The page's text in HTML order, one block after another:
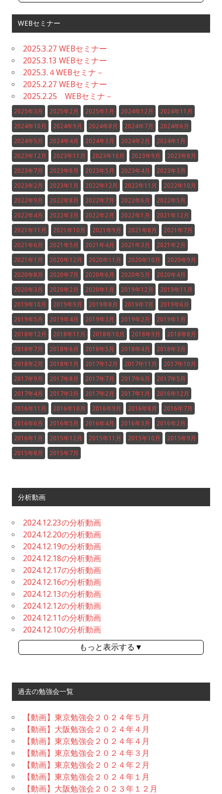
WEBセミナー
2025.3.27 WEBセミナー
2025.3.13 WEBセミナー
2025.3.４WEBセミナ－
2025.2.27 WEBセミナー
2025.2.25 WEBセミナ－
2025年3月 2025年2月 2025年1月 2024年12月 2024年11月
2024年10月 2024年9月 2024年8月 2024年7月 2024年6月
2024年5月 2024年4月 2024年3月 2024年2月 2024年1月
2023年12月 2023年11月 2023年10月 2023年9月 2023年8月
2023年7月 2023年6月 2023年5月 2023年4月 2023年3月
2023年2月 2023年1月 2022年12月 2022年11月 2022年10月
2022年9月 2022年8月 2022年7月 2022年6月 2022年5月
2022年4月 2022年3月 2022年2月 2022年1月 2021年12月
2021年11月 2021年10月 2021年9月 2021年8月 2021年7月
2021年6月 2021年5月 2021年4月 2021年3月 2021年2月
2021年1月 2020年12月 2020年11月 2020年10月 2020年9月
2020年8月 2020年7月 2020年6月 2020年5月 2020年4月
2020年3月 2020年2月 2020年1月 2019年12月 2019年11月
2019年10月 2019年9月 2019年8月 2019年7月 2019年6月
2019年5月 2019年4月 2019年3月 2019年2月 2019年1月
2018年12月 2018年11月 2018年10月 2018年9月 2018年8月
2018年7月 2018年6月 2018年5月 2018年4月 2018年3月
2018年2月 2018年1月 2017年12月 2017年11月 2017年10月
2017年9月 2017年8月 2017年7月 2017年6月 2017年5月
2017年4月 2017年3月 2017年2月 2017年1月 2016年12月
2016年11月 2016年10月 2016年9月 2016年8月 2016年7月
2016年6月 2016年5月 2016年4月 2016年3月 2016年2月
2016年1月 2015年12月 2015年11月 2015年10月 2015年9月
2015年8月 2015年7月
分析動画
2024.12.23の分析動画
2024.12.20の分析動画
2024.12.19の分析動画
2024.12.18の分析動画
2024.12.17の分析動画
2024.12.16の分析動画
2024.12.13の分析動画
2024.12.12の分析動画
2024.12.11の分析動画
2024.12.10の分析動画
もっと表示する▼
過去の勉強会一覧
【動画】東京勉強会２０２４年５月
【動画】大阪勉強会２０２４年４月
【動画】東京勉強会２０２４年４月
【動画】東京勉強会２０２４年３月
【動画】東京勉強会２０２４年２月
【動画】東京勉強会２０２４年１月
【動画】大阪勉強会２０２３年１２月